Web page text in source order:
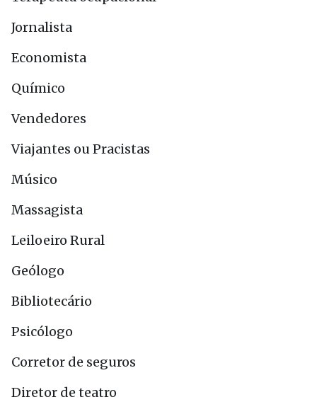
Jornalista
Economista
Químico
Vendedores
Viajantes ou Pracistas
Músico
Massagista
Leiloeiro Rural
Geólogo
Bibliotecário
Psicólogo
Corretor de seguros
Diretor de teatro